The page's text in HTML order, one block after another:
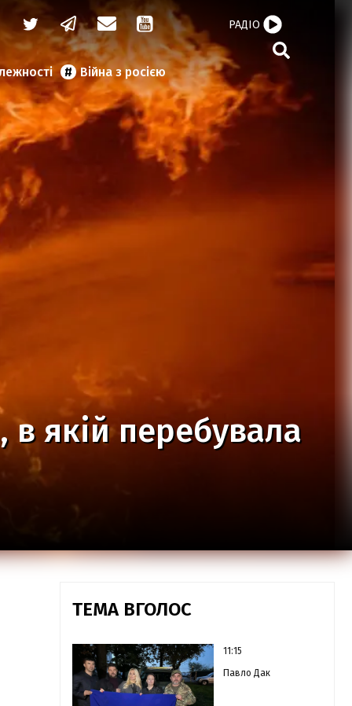
Війна з росією
РАДІО
в якій перебувала
ТЕМА ВГОЛОС
11:15
Павло Дак